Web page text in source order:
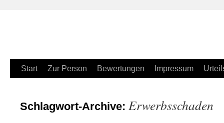
Zum
springen
Start Zur Person Bewertungen Impressum
Schlagwort-Archive: Erwerbsschaden